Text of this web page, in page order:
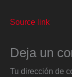
Source link
Deja un
Tu dirección de